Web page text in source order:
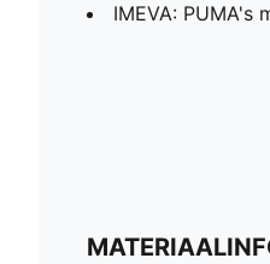
IMEVA: